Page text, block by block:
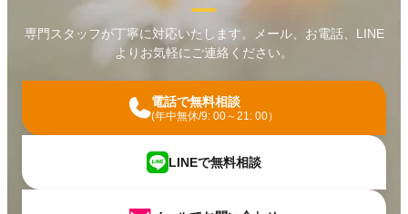
専門スタッフが丁寧に対応いたします。メール、お電話、LINE
よりお気軽にご連絡ください。
電話で無料相談
(年中無休/9: 00～21: 00）
LINEで無料相談